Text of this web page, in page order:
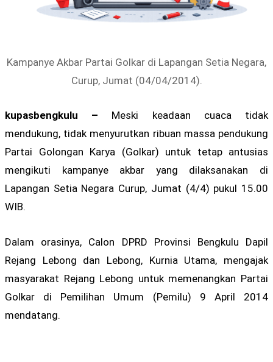
Kampanye Akbar Partai Golkar di Lapangan Setia Negara,
Curup, Jumat (04/04/2014).
kupasbengkulu – Meski keadaan cuaca tidak
mendukung, tidak menyurutkan ribuan massa pendukung
Partai Golongan Karya (Golkar) untuk tetap antusias
mengikuti kampanye akbar yang dilaksanakan di
Lapangan Setia Negara Curup, Jumat (4/4) pukul 15.00
WIB.
Dalam orasinya, Calon DPRD Provinsi Bengkulu Dapil
Rejang Lebong dan Lebong, Kurnia Utama, mengajak
masyarakat Rejang Lebong untuk memenangkan Partai
Golkar di Pemilihan Umum (Pemilu) 9 April 2014
mendatang.